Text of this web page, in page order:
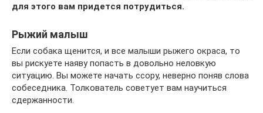
для этого вам придется потрудиться.
Рыжий малыш
Если собака щенится, и все малыши рыжего окраса, то
вы рискуете наяву попасть в довольно неловкую
ситуацию. Вы можете начать ссору, неверно поняв слова
собеседника. Толкователь советует вам научиться
сдержанности.